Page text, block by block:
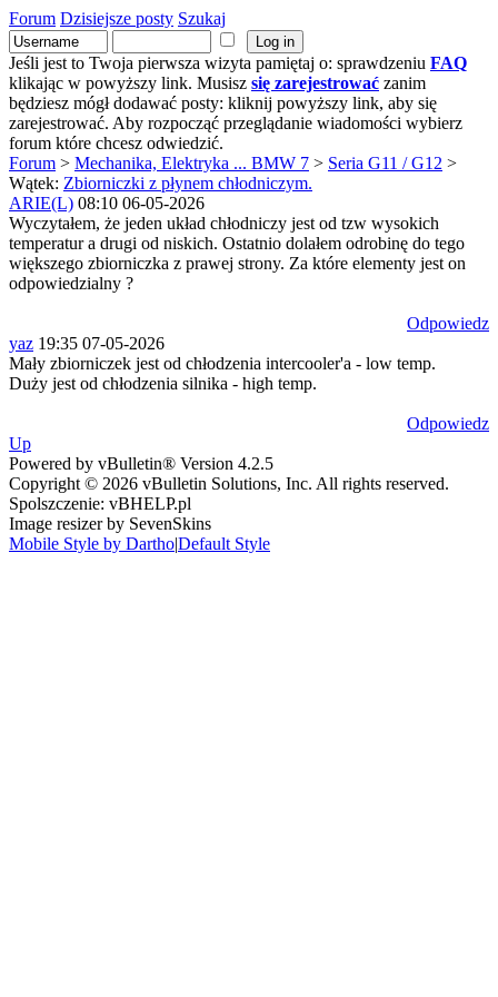
Forum Dzisiejsze posty Szukaj
Jeśli jest to Twoja pierwsza wizyta pamiętaj o: sprawdzeniu FAQ
klikając w powyższy link. Musisz się zarejestrować zanim
będziesz mógł dodawać posty: kliknij powyższy link, aby się
zarejestrować. Aby rozpocząć przeglądanie wiadomości wybierz
forum które chcesz odwiedzić.
Forum > Mechanika, Elektryka ... BMW 7 > Seria G11 / G12 >
Wątek: Zbiorniczki z płynem chłodniczym.
ARIE(L) 08:10 06-05-2026
Wyczytałem, że jeden układ chłodniczy jest od tzw wysokich
temperatur a drugi od niskich. Ostatnio dolałem odrobinę do tego
większego zbiorniczka z prawej strony. Za które elementy jest on
odpowiedzialny ?
Odpowiedz
yaz 19:35 07-05-2026
Mały zbiorniczek jest od chłodzenia intercooler'a - low temp.
Duży jest od chłodzenia silnika - high temp.
Odpowiedz
Up
Powered by vBulletin® Version 4.2.5
Copyright © 2026 vBulletin Solutions, Inc. All rights reserved.
Spolszczenie: vBHELP.pl
Image resizer by SevenSkins
Mobile Style by Dartho|Default Style